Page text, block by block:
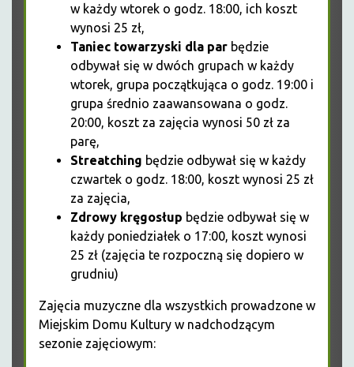
w każdy wtorek o godz. 18:00, ich koszt
wynosi 25 zł,
Taniec towarzyski dla par będzie
odbywał się w dwóch grupach w każdy
wtorek, grupa początkująca o godz. 19:00 i
grupa średnio zaawansowana o godz.
20:00, koszt za zajęcia wynosi 50 zł za
parę,
Streatching będzie odbywał się w każdy
czwartek o godz. 18:00, koszt wynosi 25 zł
za zajęcia,
Zdrowy kręgosłup będzie odbywał się w
każdy poniedziałek o 17:00, koszt wynosi
25 zł (zajęcia te rozpoczną się dopiero w
grudniu)
Zajęcia muzyczne dla wszystkich prowadzone w
Miejskim Domu Kultury w nadchodzącym
sezonie zajęciowym: